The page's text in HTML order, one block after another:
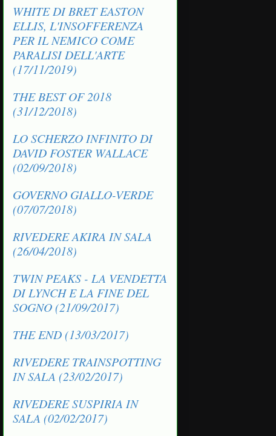
WHITE DI BRET EASTON
ELLIS, L'INSOFFERENZA
PER IL NEMICO COME
PARALISI DELL'ARTE
(17/11/2019)
THE BEST OF 2018
(31/12/2018)
LO SCHERZO INFINITO DI
DAVID FOSTER WALLACE
(02/09/2018)
GOVERNO GIALLO-VERDE
(07/07/2018)
RIVEDERE AKIRA IN SALA
(26/04/2018)
TWIN PEAKS - LA VENDETTA
DI LYNCH E LA FINE DEL
SOGNO (21/09/2017)
THE END (13/03/2017)
RIVEDERE TRAINSPOTTING
IN SALA (23/02/2017)
RIVEDERE SUSPIRIA IN
SALA (02/02/2017)